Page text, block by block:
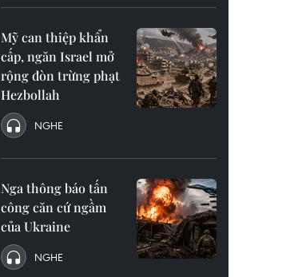
Mỹ can thiệp khẩn
cấp, ngăn Israel mở
rộng đòn trừng phạt
Hezbollah
NGHE
Nga thông báo tấn
công căn cứ ngầm
của Ukraine
NGHE